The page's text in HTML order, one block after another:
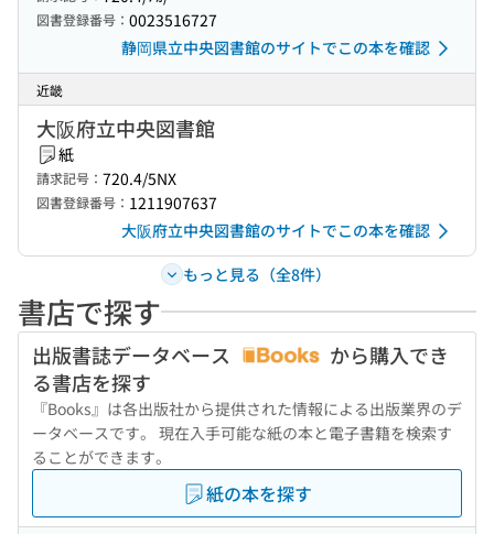
図書登録番号： 0023516727
静岡県立中央図書館のサイトでこの本を確認
近畿
大阪府立中央図書館
紙
請求記号： 720.4/5NX
図書登録番号： 1211907637
大阪府立中央図書館のサイトでこの本を確認
もっと見る（全8件）
書店で探す
出版書誌データベース
から購入でき
る書店を探す
『Books』は各出版社から提供された情報による出版業界のデ
ータベースです。 現在入手可能な紙の本と電子書籍を検索す
ることができます。
紙の本を探す